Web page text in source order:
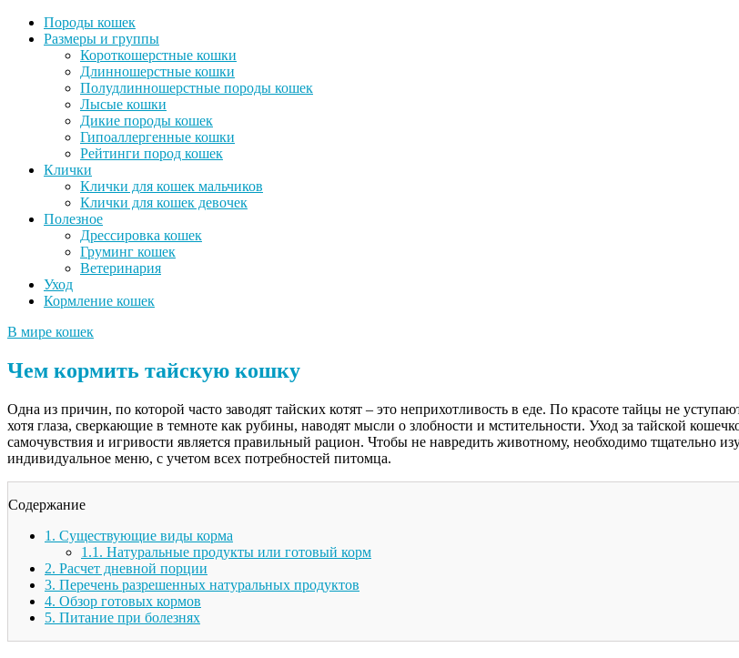
Породы кошек
Размеры и группы
Короткошерстные кошки
Длинношерстные кошки
Полудлинношерстные породы кошек
Лысые кошки
Дикие породы кошек
Гипоаллергенные кошки
Рейтинги пород кошек
Клички
Клички для кошек мальчиков
Клички для кошек девочек
Полезное
Дрессировка кошек
Груминг кошек
Ветеринария
Уход
Кормление кошек
В мире кошек
Чем кормить тайскую кошку
Одна из причин, по которой часто заводят тайских котят – это неприхотливость в еде. По красоте тайцы не
хотя глаза, сверкающие в темноте как рубины, наводят мысли о злобности и мстительности. Уход за тайской
самочувствия и игривости является правильный рацион. Чтобы не навредить животному, необходимо тщательно
индивидуальное меню, с учетом всех потребностей питомца.
Содержание
1. Существующие виды корма
1.1. Натуральные продукты или готовый корм
2. Расчет дневной порции
3. Перечень разрешенных натуральных продуктов
4. Обзор готовых кормов
5. Питание при болезнях